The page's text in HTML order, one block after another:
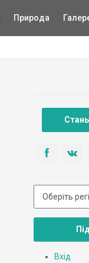
Природа
Вхід